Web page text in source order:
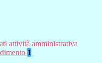
attività amministrativa
1